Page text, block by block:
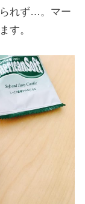
れず…。マー
す。